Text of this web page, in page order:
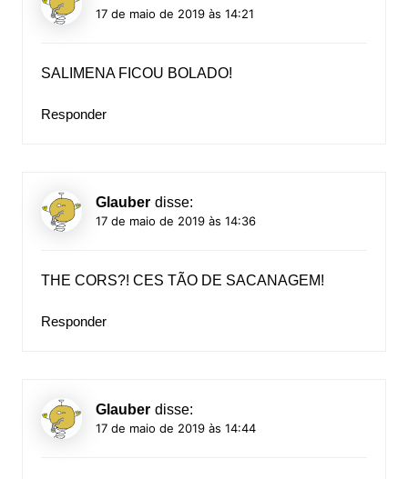
17 de maio de 2019 às 14:21
SALIMENA FICOU BOLADO!
Responder
Glauber disse:
17 de maio de 2019 às 14:36
THE CORS?! CES TÃO DE SACANAGEM!
Responder
Glauber disse:
17 de maio de 2019 às 14:44